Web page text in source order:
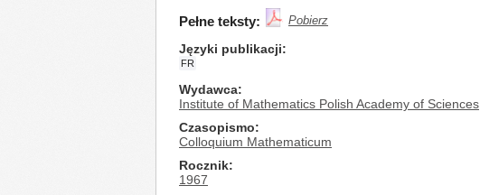
Pełne teksty: Pobierz
Języki publikacji
FR
Wydawca
Institute of Mathematics Polish Academy of Sciences
Czasopismo
Colloquium Mathematicum
Rocznik
1967